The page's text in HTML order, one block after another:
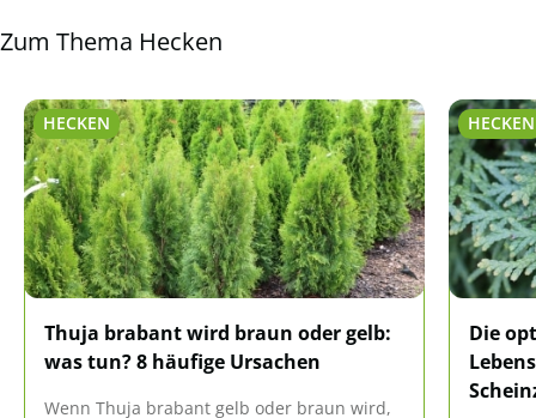
Zum Thema Hecken
HECKEN
Thuja brabant wird braun oder gelb:
was tun? 8 häufige Ursachen
Wenn Thuja brabant gelb oder braun wird,
HECKEN
Die